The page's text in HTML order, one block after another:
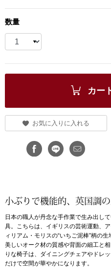
タログ
／チュニック
数量
カー
お気に入りに入れる
小ぶりで機能的、英国調の
日本の職人が丹念な手作業で生み出し
具。こちらは、イギリスの芸術運動、
ィリアム・モリスの“いちご泥棒”柄の
美しいオーク材の質感や背面の細工と
りな椅子は、ダイニングチェアやドレ
だけで空間が華やかになります。